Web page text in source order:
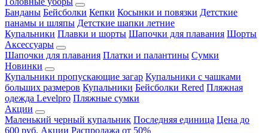
Банданы Бейсболки Кепки Косынки и повязки Детсткие
панамы и шляпы Детсткие шапки летние
Купальники Плавки и шорты Шапочки для плавания Шорты
Аксессуары
Шапочки для плавания Платки и палантины Сумки
Новинки
Купальники пропускающие загар Купальники с чашками
больших размеров Купальники Бейсболки Rered Пляжная
одежда Levelpro Пляжные сумки
Акции
Маленький черный купальник Последняя единица Цена до
600 руб. Акции Распродажа от 50%